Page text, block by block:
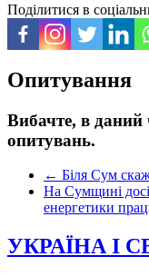
Поділитися в
Опитування
Вибачте, в даний
опитувань.
← Біля Сум
На Сумщині
енергетики
УКРАЇНА І